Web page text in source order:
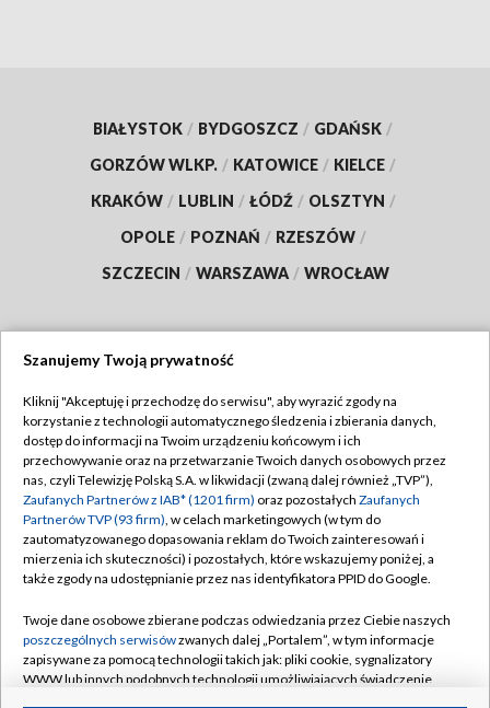
BIAŁYSTOK / BYDGOSZCZ / GDAŃSK /
GORZÓW WLKP. / KATOWICE / KIELCE /
KRAKÓW / LUBLIN / ŁÓDŹ / OLSZTYN /
OPOLE / POZNAŃ / RZESZÓW /
SZCZECIN / WARSZAWA / WROCŁAW
TVP
Abonament TVP
Emisja w TVP
Centrum informacji TVP
Naziemna Telewizja Cyfrowa
Rada Programowa
System NOS
Regulamin TVP
Polityka prywatności
Moje zgody
Pomoc
Kontakt
Szanujemy Twoją prywatność
Kliknij "Akceptuję i przechodzę do serwisu", aby wyrazić zgody na
korzystanie z technologii automatycznego śledzenia i zbierania danych,
dostęp do informacji na Twoim urządzeniu końcowym i ich
przechowywanie oraz na przetwarzanie Twoich danych osobowych przez
nas, czyli Telewizję Polską S.A. w likwidacji (zwaną dalej również „TVP”),
Zaufanych Partnerów z IAB* (1201 firm) oraz pozostałych Zaufanych
Partnerów TVP (93 firm), w celach marketingowych (w tym do
zautomatyzowanego dopasowania reklam do Twoich zainteresowań i
mierzenia ich skuteczności) i pozostałych, które wskazujemy poniżej, a
także zgody na udostępnianie przez nas identyfikatora PPID do Google.
Twoje dane osobowe zbierane podczas odwiedzania przez Ciebie naszych
poszczególnych serwisówzwanych dalej „Portalem”, w tym informacje
zapisywane za pomocą technologii takich jak: pliki cookie, sygnalizatory
WWW lub innych podobnych technologii umożliwiających świadczenie